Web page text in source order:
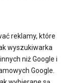
reklamy, które
wyszukiwarka
niż Google i
Google.